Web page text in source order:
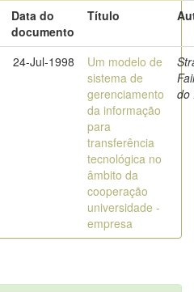
Data do
documento
Título
24-Jul-1998
Um modelo de
sistema de
gerenciamento
da informação
para
transferência
tecnológica no
âmbito da
cooperação
universidade -
empresa
do